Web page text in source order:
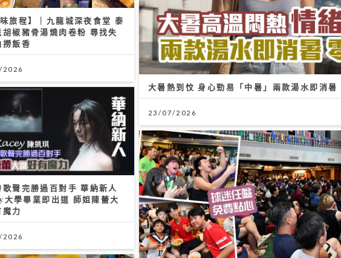
大暑熱到忟 身心勁易「中暑」兩款湯水即消暑
23/07/2026
味旅程】｜九龍城深夜食堂 泰
胡椒豬骨湯燒肉卷粉 尋找失
撈飯香
歌聲完勝過百對手 華納新人
學畢業即出道 師姐陳蕾大
魔力